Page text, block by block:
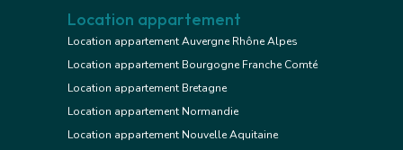
Location appartement
Location appartement Auvergne Rhône Alpes
Location appartement Bourgogne Franche Comté
Location appartement Bretagne
Location appartement Normandie
Location appartement Nouvelle Aquitaine